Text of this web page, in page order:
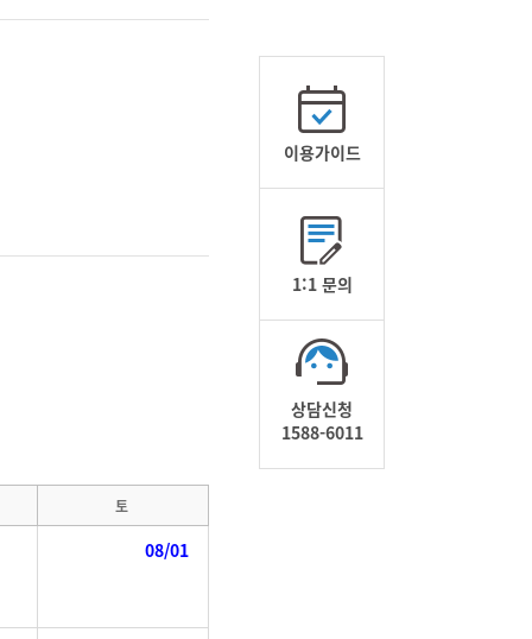
토
08/01
이용가이드
1:1 문의
상담신청
1588-6011